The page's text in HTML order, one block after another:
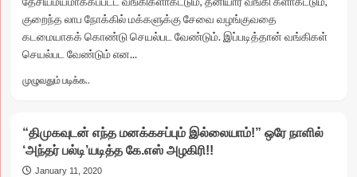
கொரோனா
வைரஸ்
நோய்
பரவலாம்
பயத்தில்
அகற்றம்!
குறைந்த லாப நோக்கில் மக்களுக்கு சேவை வழங்குவதை
கடமையாகக் கொண்டு செயல்பட வேண்டும். இப்படித்தான் வங்கிகள்
செயல்பட வேண்டும் என...
முழுவதும் படிக்க..
‘அடாவடி
வட்டி’
கறார்
வசூல்…!
“திமுகவுடன் எந்த மனக்கசப்பும் இல்லையாம்!” ஒரே நாளில்
‘அந்தர் பல்டி’யடித்த கே.எஸ் அழகிரி!!
January 11, 2020